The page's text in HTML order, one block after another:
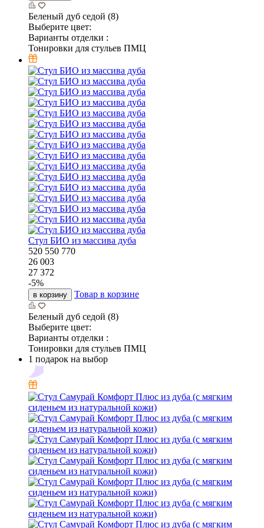
Беленый дуб седой (8)
Выберите цвет:
Варианты отделки :
Тонировки для стульев ПМЦ
Стул БИО из массива дуба
520 550 770
26 003
27 372
-5%
в корзину Товар в корзине
Беленый дуб седой (8)
Выберите цвет:
Варианты отделки :
Тонировки для стульев ПМЦ
1 подарок на выбор